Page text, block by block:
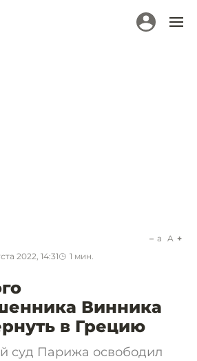
2022, 14:31 1 мин.
a A
Винника
в Грецию
суд Парижа освободил